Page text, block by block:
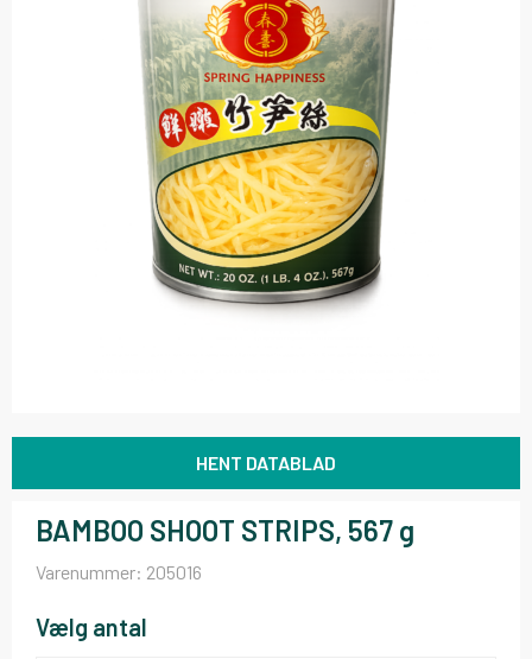
HENT DATABLAD
BAMBOO SHOOT STRIPS, 567 g
Varenummer: 205016
Vælg antal